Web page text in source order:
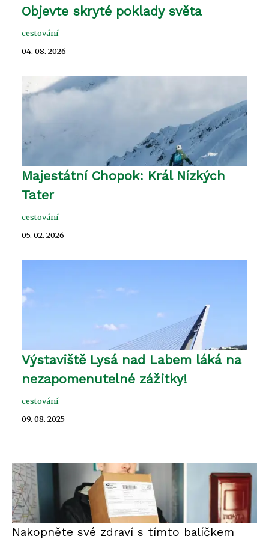
Objevte skryté poklady světa
cestování
04. 08. 2026
Majestátní Chopok: Král Nízkých
Tater
cestování
05. 02. 2026
Výstaviště Lysá nad Labem láká na
nezapomenutelné zážitky!
cestování
09. 08. 2025
Nakopněte své zdraví s tímto balíčkem